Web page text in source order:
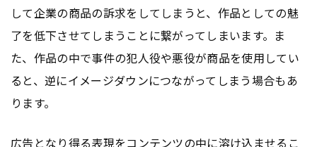
して企業の商品の訴求をしてしまうと、作品としての魅
了を低下させてしまうことに繋がってしまいます。ま
た、作品の中で事件の犯人役や悪役が商品を使用してい
ると、逆にイメージダウンにつながってしまう場合もあ
ります。
広告 となり得る表現をコンテンツの中に溶け込ませるこ